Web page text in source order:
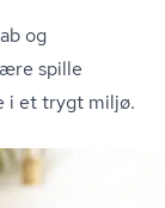
og
spille
i et trygt miljø.